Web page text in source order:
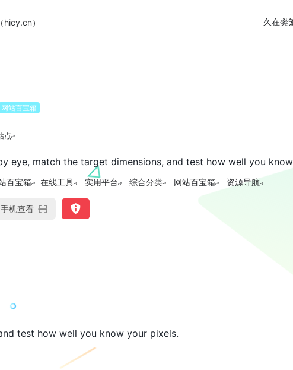
） 久在樊
网站百宝箱
点
eye, match the target dimensions, and test how well you
百宝箱 在线工具 实用平台 综合分类 网站百宝箱 资源导航
手机查看
test how well you know your pixels.